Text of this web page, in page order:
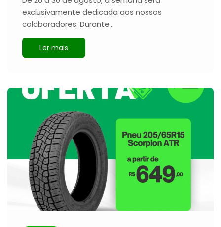
exclusivamente dedicada aos nossos
colaboradores. Durante…
Ler mais